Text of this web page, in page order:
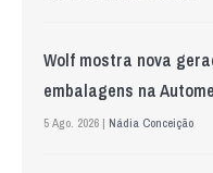
Wolf mostra nova
embalagens na
5 Ago. 2026 | Nádia Conceição